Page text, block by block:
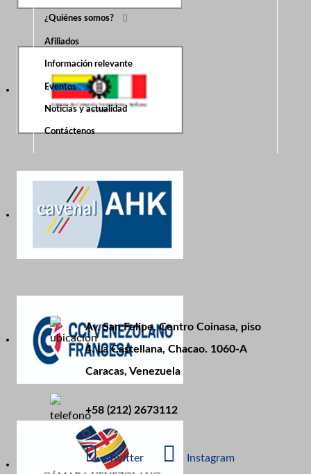
¿Quiénes somos?
Afiliados
Información relevante
Eventos
Noticias y actualidad
Contáctenos
Av. San Felipe, Centro Coinasa, piso
4. La Castellana, Chacao. 1060-A
Caracas, Venezuela
+58 (212) 2673112
Twitter Instagram